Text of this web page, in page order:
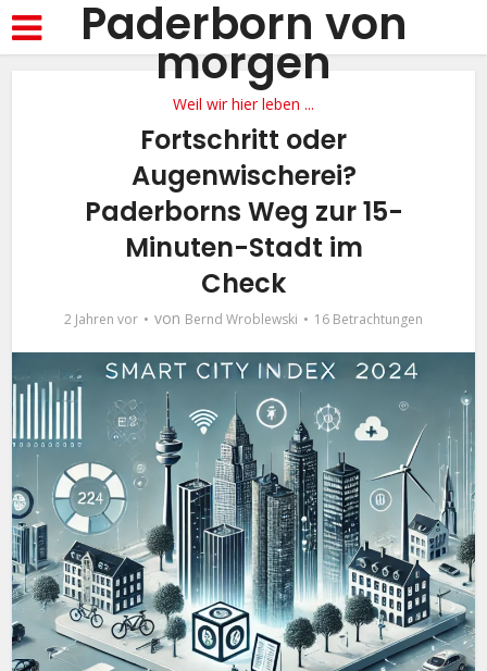
Paderborn von
morgen
Weil wir hier leben ...
Fortschritt oder
Augenwischerei?
Paderborns Weg zur 15-
Minuten-Stadt im
Check
2 Jahren vor von Bernd Wroblewski 16 Betrachtungen